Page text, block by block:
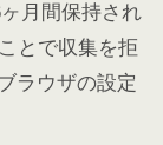
月間保持され
とで収集を拒
ラウザの設定